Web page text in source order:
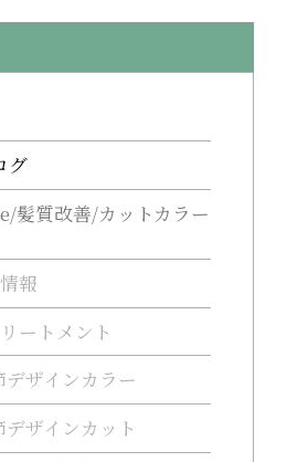
グ
髪質改善/カットカラー
報
ートメント
ザインカラー
ザインカット